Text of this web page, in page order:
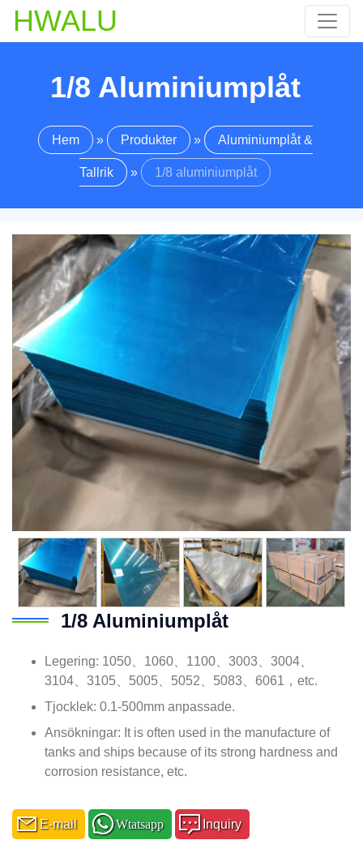
HWALU
1/8 Aluminiumplåt
Hem » Produkter » Aluminiumplåt &
Tallrik » 1/8 aluminiumplåt
1/8 Aluminiumplåt
Legering: 1050、1060、1100、3003、3004、
3104、3105、5005、5052、5083、6061，etc.
Tjocklek: 0.1-500mm anpassade.
Ansökningar: It is often used in the manufacture of
tanks and ships because of its strong hardness and
corrosion resistance, etc.
E-mail Wtatsapp Inquiry